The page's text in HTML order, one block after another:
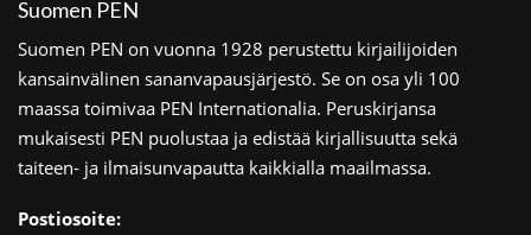
Suomen PEN
Suomen PEN on vuonna 1928 perustettu kirjailijoiden
kansainvälinen sananvapausjärjestö. Se on osa yli 100
maassa toimivaa PEN Internationalia. Peruskirjansa
mukaisesti PEN puolustaa ja edistää kirjallisuutta sekä
taiteen- ja ilmaisunvapautta kaikkialla maailmassa.
Postiosoite: